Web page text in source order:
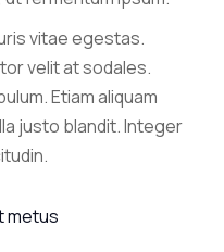
vitae egestas.
velit at sodales.
Etiam aliquam
justo blandit. Integer
metus